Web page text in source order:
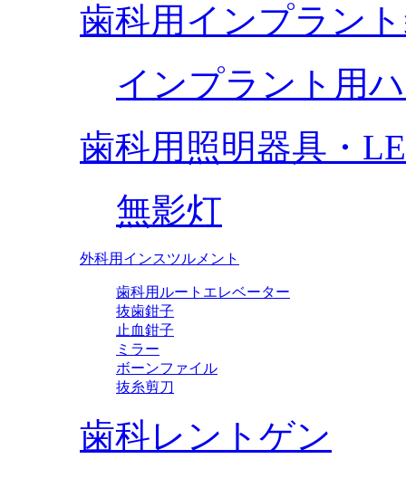
歯科用インプラン
インプラント用
歯科用照明器具・
無影灯
外科用インスツルメント
歯科用ルートエレベーター
抜歯鉗子
止血鉗子
ミラー
ボーンファイル
抜糸剪刀
歯科レントゲン